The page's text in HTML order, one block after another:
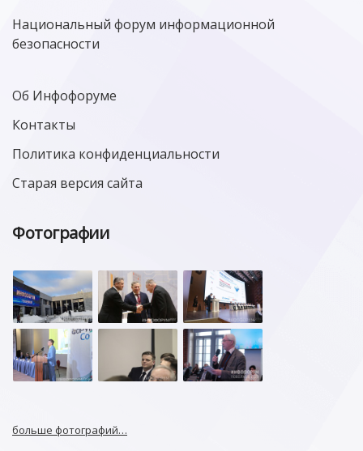
Национальный форум информационной
безопасности
Об Инфофоруме
Контакты
Политика конфиденциальности
Старая версия сайта
Фотографии
больше фотографий…